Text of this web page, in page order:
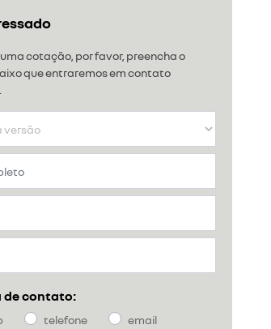
cotação, por favor, preencha o
que entraremos em contato
de contato:
telefone email